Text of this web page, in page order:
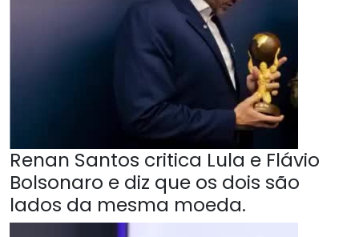
Renan Santos critica Lula e Flávio
Bolsonaro e diz que os dois são
lados da mesma moeda.